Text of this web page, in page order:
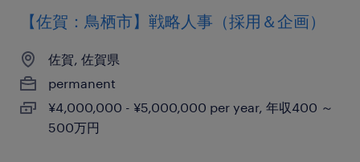
【佐賀：鳥栖市】戦略人事（採用＆企画）
佐賀, 佐賀県
permanent
¥4,000,000 - ¥5,000,000 per year, 年収400 ～
500万円